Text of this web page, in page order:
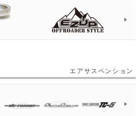
エアサスペンション